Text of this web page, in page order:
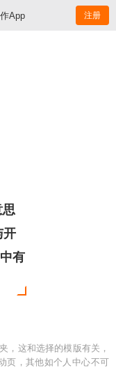
App 注册
思
开
有
，这和选择的模版有关，
页，其他如个人中心不可